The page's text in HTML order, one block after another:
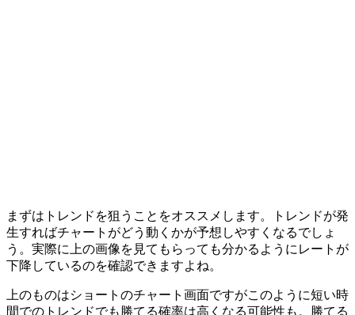
まずはトレンドを狙うことをオススメします。
トレンドが発
生すればチャートがどう動くかが予想しやすくなるでしょ
う。 実際に上の画像を見てもらっても分かるようにレートが
下降しているのを確認できますよね。
上のものはショートのチャート画面ですがこのように短い時
間でのトレンドでも勝てる確率は高くなる可能性も。 勝てる